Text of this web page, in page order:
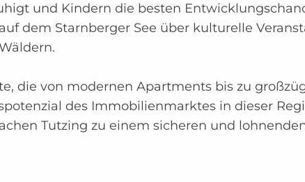
und Kindern die besten
dem Starnberger See über kulturelle
die von modernen Apartments bis zu
des Immobilienmarktes in dieser
Tutzing zu einem sicheren und